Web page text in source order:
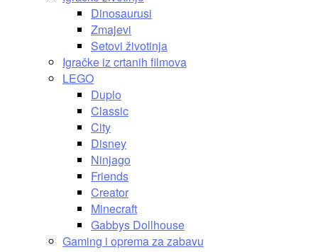
Dinosaurusi
Zmajevi
Setovi životinja
Igračke iz crtanih filmova
LEGO
Duplo
Classic
City
Disney
Ninjago
Friends
Creator
Minecraft
Gabbys Dollhouse
Gaming i oprema za zabavu